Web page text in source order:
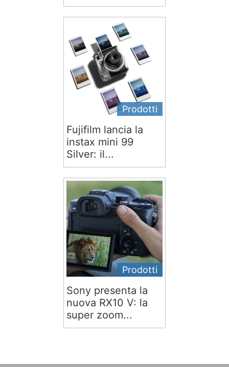
Prodotti
Fujifilm lancia la
instax mini 99
Silver: il...
Prodotti
Sony presenta la
nuova RX10 V: la
super zoom...